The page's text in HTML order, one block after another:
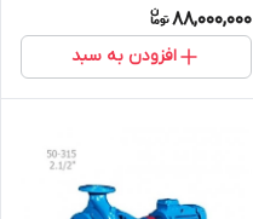
88,000,000
افزودن به سبد